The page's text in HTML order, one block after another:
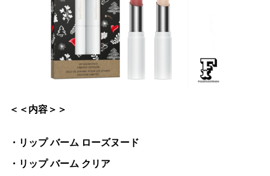
＜＜内容＞＞
・リップ バーム ローズヌード
・リップ バーム クリア